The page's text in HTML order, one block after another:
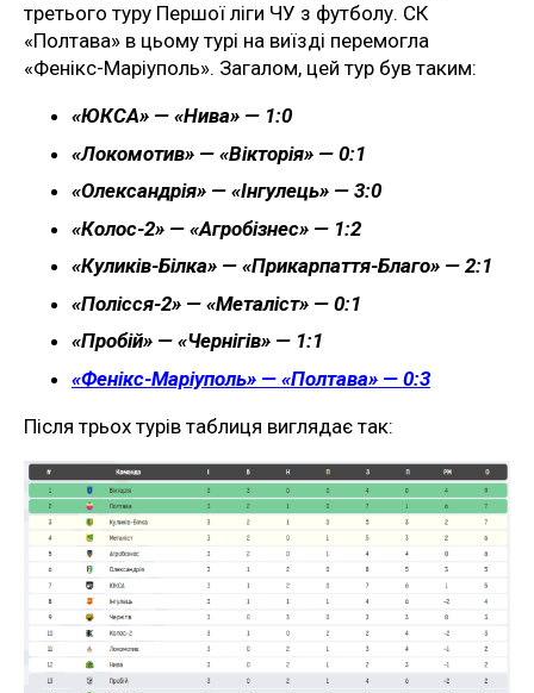
третього туру Першої ліги ЧУ з футболу. СК
«Полтава» в цьому турі на виїзді перемогла
«Фенікс-Маріуполь». Загалом, цей тур був таким:
«ЮКСА» — «Нива» — 1:0
«Локомотив» — «Вікторія» — 0:1
«Олександрія» — «Інгулець» — 3:0
«Колос-2» — «Агробізнес» — 1:2
«Куликів-Білка» — «Прикарпаття-Благо» — 2:1
«Полісся-2» — «Металіст» — 0:1
«Пробій» — «Чернігів» — 1:1
«Фенікс-Маріуполь» — «Полтава» — 0:3
Після трьох турів таблиця виглядає так: